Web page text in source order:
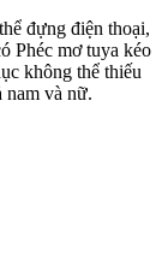
đựng điện thoại,
Phéc mơ tuya kéo
không thể thiếu
nam và nữ.